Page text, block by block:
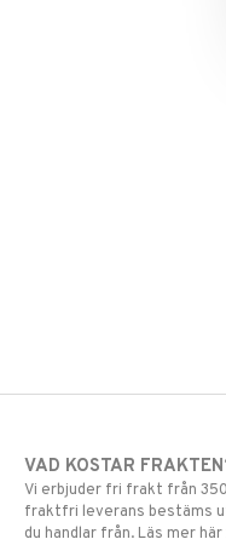
VAD KOSTAR
Vi erbjuder fri frakt från
fraktfri leverans bestäms
du handlar från. Läs mer här